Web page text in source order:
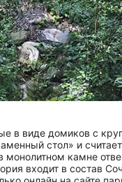
в виде домиков с
стол» и
монолитном камне
входит в состав